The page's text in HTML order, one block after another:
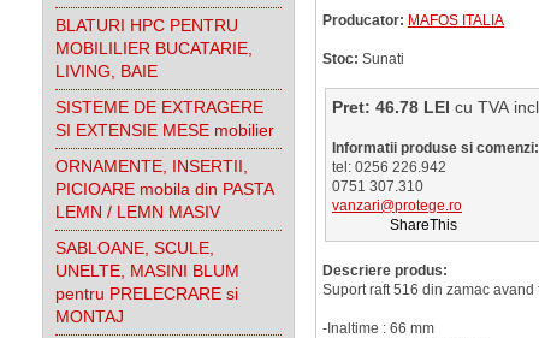
BLATURI HPC PENTRU
MOBILILIER BUCATARIE,
LIVING, BAIE
SISTEME DE EXTRAGERE
SI EXTENSIE MESE mobilier
ORNAMENTE, INSERTII,
PICIOARE mobila din PASTA
LEMN / LEMN MASIV
SABLOANE, SCULE,
UNELTE, MASINI BLUM
pentru PRELECRARE si
MONTAJ
Producator: MAFOS ITALIA
Stoc: Sunati
Pret: 46.78 LEI cu
Informatii produse si comenzi:
tel: 0256 226.942
0751 307.310
vanzari@protege.ro
ShareThis
Descriere produs:
Suport raft 516 din zamac
-Inaltime : 66 mm